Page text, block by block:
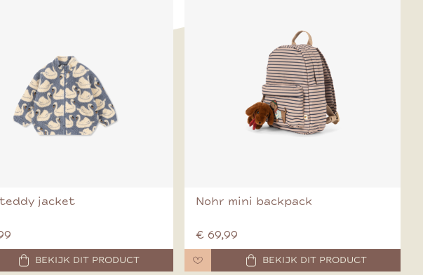
jacket
BEKIJK DIT PRODUCT
Nohr mini backpack
€ 69,99
BEKIJK DIT PRODUCT